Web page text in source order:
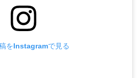
をInstagramで見る